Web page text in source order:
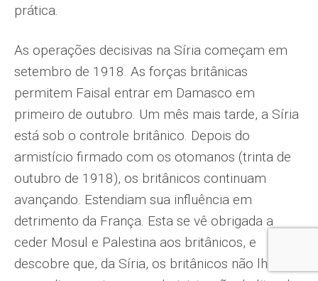
prática.
As operações decisivas na Síria começam em
setembro de 1918. As forças britânicas
permitem Faisal entrar em Damasco em
primeiro de outubro. Um mês mais tarde, a Síria
está sob o controle britânico. Depois do
armistício firmado com os otomanos (trinta de
outubro de 1918), os britânicos continuam
avançando. Estendiam sua influência em
detrimento da França. Esta se vê obrigada a
ceder Mosul e Palestina aos britânicos, e
descobre que, da Síria, os britânicos não lhe